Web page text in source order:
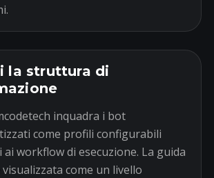
la struttura di
inquadra i bot
come profili configurabili
ai workflow di esecuzione. La guida
visualizzata come un livello